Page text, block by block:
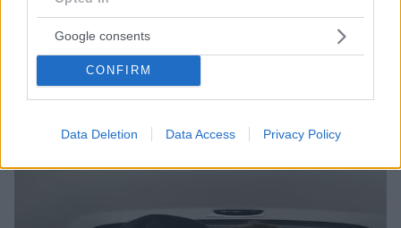
Google consents
CONFIRM
Data Deletion Data Access Privacy Policy
Μούσα του οίκου Dior, ανερχόμενη κινηματογραφική
και τηλεοπτική σταρ, γόνος αριστοκρατικής
οικογένειας, το πιο ακριβοπληρωμένο μοντέλο στη
Μεγάλη Βρετανία, εκκολαπτόμενη επενδύτρια στην
έγινε και πρωταγωνίστρια στο διαζύγιο Τζόνι Ντεπ -